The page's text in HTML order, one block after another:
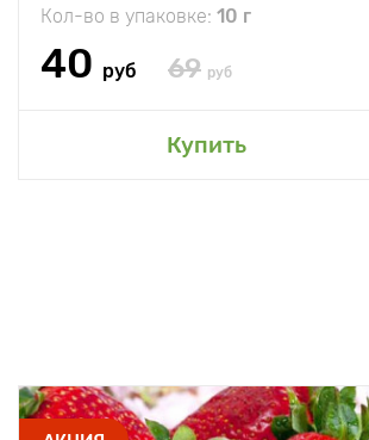
Кол-во в упаковке: 10 г
40 руб 69 руб
Купить